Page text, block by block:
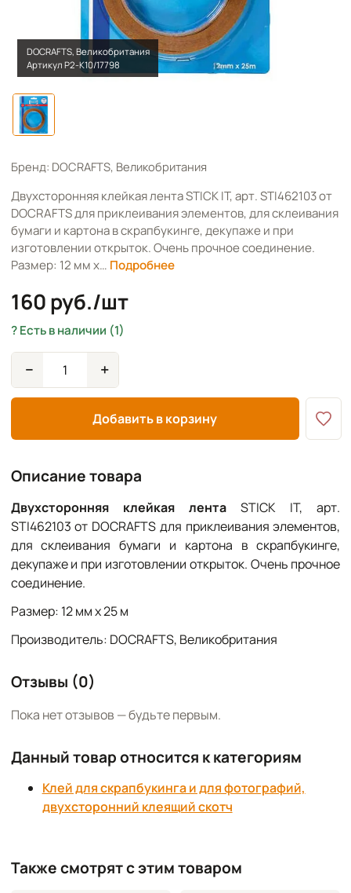
DOCRAFTS, Великобритания
Артикул Р2-К10/17798
Бренд: DOCRAFTS, Великобритания
Двухсторонняя клейкая лента STICK IT, арт. STI462103 от
DOCRAFTS для приклеивания элементов, для склеивания
бумаги и картона в скрапбукинге, декупаже и при
изготовлении открыток. Очень прочное соединение.
Размер: 12 мм х… Подробнее
160 руб./шт
Есть в наличии (1)
− +
Добавить в корзину
Описание товара
Двухсторонняя клейкая лентаSTICK IT, арт.
STI462103 от DOCRAFTS для приклеивания элементов,
для склеивания бумаги и картона в скрапбукинге,
декупаже и при изготовлении открыток. Очень прочное
соединение.
Размер: 12 мм х 25 м
Производитель: DOCRAFTS, Великобритания
Отзывы (0)
Пока нет отзывов — будьте первым.
Данный товар относится к категориям
Клей для скрапбукинга и для фотографий,
двухсторонний клеящий скотч
Также смотрят с этим товаром